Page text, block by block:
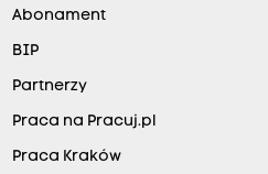
Abonament
BIP
Partnerzy
Praca na Pracuj.pl
Praca Kraków